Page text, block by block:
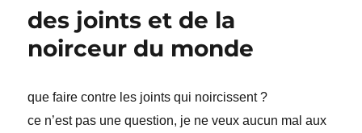
des joints et de la
noirceur du monde
que faire contre les joints qui noircissent ?
ce n’est pas une question, je ne veux aucun mal aux